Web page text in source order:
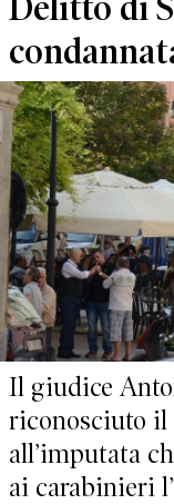
Il giudice
riconosciuto il
all’imputata
ai carabinieri